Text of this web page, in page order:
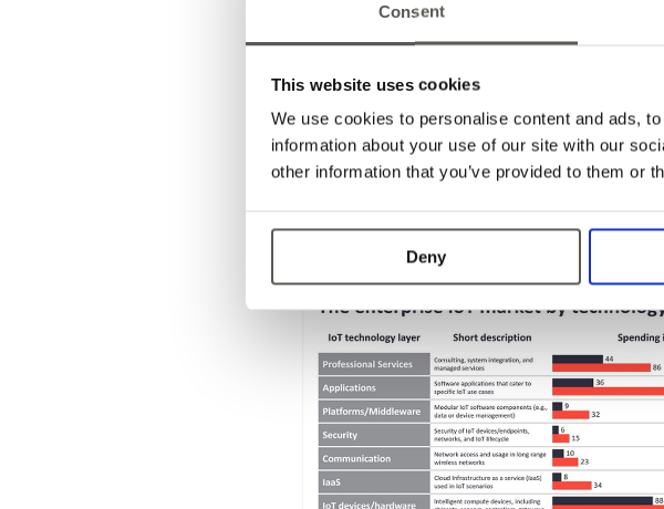
Consent
This website uses cookies
We use cookies to personalise content and ads,
information about your use of our site with our
other information that you’ve provided to them or
Deny
Industrietore ist CEDES nach der Akquisition
Weltmarktführer in Sensorsystemen.
Grösste Aufmerksamkeit schenkt CEDES,
Patrick, der Entwicklung des IoT Marktes. Wie
world’s most valuable resource is no longer
wächst rasant, 2022 201bn USD, 2027 483bn
Praxis.